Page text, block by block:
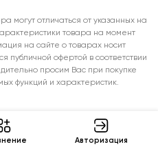
Авторизация
могут отличаться от указанных на
товара на момент
на сайте о товарах носит
публичной офертой в соответствии
просим Вас при покупке
функций и характеристик.